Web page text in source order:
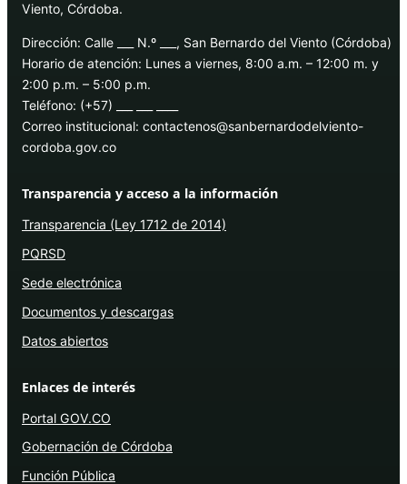
Viento, Córdoba.
Dirección: Calle ___ N.º ___, San Bernardo del Viento (Córdoba)
Horario de atención: Lunes a viernes, 8:00 a.m. – 12:00 m. y
2:00 p.m. – 5:00 p.m.
Teléfono: (+57) ___ ___ ____
Correo institucional: contactenos@sanbernardodelviento-
cordoba.gov.co
Transparencia y acceso a la información
Transparencia (Ley 1712 de 2014)
PQRSD
Sede electrónica
Documentos y descargas
Datos abiertos
Enlaces de interés
Portal GOV.CO
Gobernación de Córdoba
Función Pública